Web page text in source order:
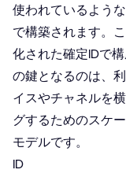
使われているよう
で構築されます。
化された確定IDで
の鍵となるのは、
イスやチャネルを
グするためのスケ
モデルです。
ID